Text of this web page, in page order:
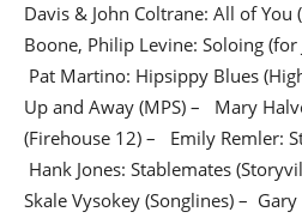
Davis & John Coltrane: All of
Boone, Philip Levine: Soloing (for
Pat Martino: Hipsippy Blues
Up and Away (MPS) – Mary
(Firehouse 12) – Emily Remler:
Hank Jones: Stablemates
Skale Vysokey (Songlines) –